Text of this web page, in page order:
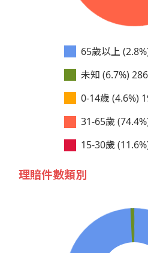
65歲以上
未知 (6.7%)
0-14歲 (4.6%)
31-65歲
15-30歲
理賠件數類別